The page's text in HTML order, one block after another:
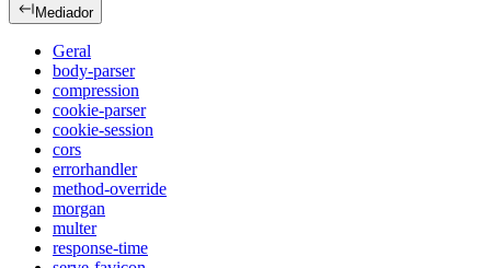
Mediador
Geral
body-parser
compression
cookie-parser
cookie-session
cors
errorhandler
method-override
morgan
multer
response-time